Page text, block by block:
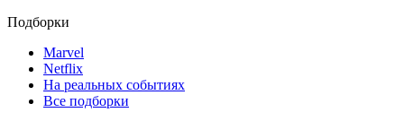
Подборки
Marvel
Netflix
На реальных событиях
Все подборки